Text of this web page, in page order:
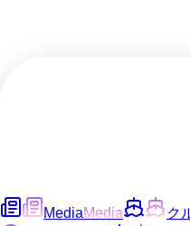
MediaMedia ク